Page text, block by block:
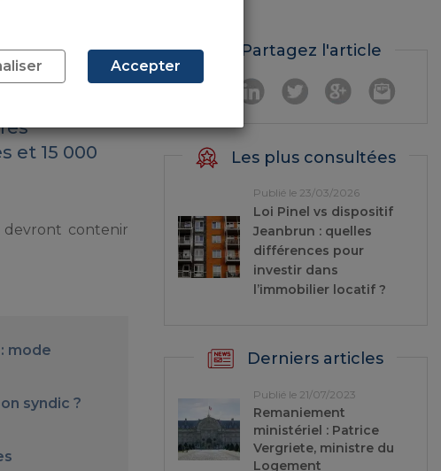
et 15 000
devront contenir
mode
syndic ?
Partagez l'article
Les plus consultées
Publié le 23/03/2026
Loi Pinel vs dispositif
Jeanbrun : quelles
différences pour
investir dans
l’immobilier locatif ?
Derniers articles
Publié le 21/07/2023
Remaniement
ministériel : Patrice
Vergriete, ministre du
Logement
Accepter